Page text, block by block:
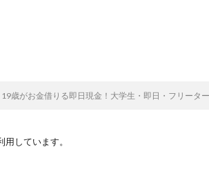
19歳がお金借りる即日現金！大学生・即日・フリータ
しています。